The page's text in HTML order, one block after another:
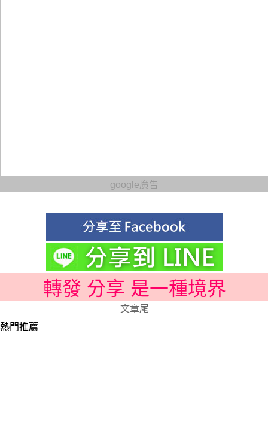
google廣告
轉發 分享 是一種境界
文章尾
熱門推薦